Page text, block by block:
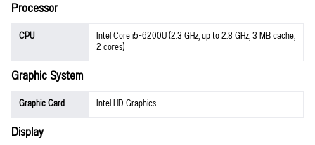
Processor
CPU Intel Core i5-6200U (2.3 GHz, up to 2.8 GHz, 3 MB cache,
2 cores)
Graphic System
Graphic Card Intel HD Graphics
Display